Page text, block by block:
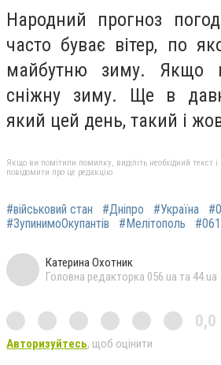
Народний прогноз
часто буває вітер, по
майбутню зиму. Якщо
сніжну зиму. Ще в
який цей день, такий і
Якщо ви помітили помилку, виділіть необхідний текст
повідомити про це редакцію
#військовий стан #Дніпро #Україна
#ЗупинимоОкупантів
#Мелітополь
Катерина Охотник
Головна редакторка 056.ua та 44.ua
0,0
Авторизуйтесь, щоб оцінити